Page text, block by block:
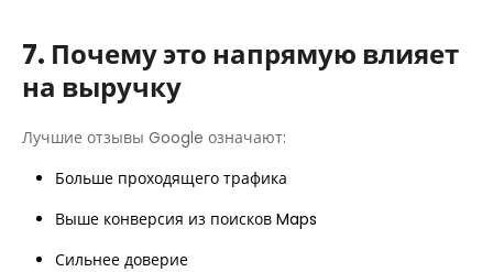
7. Почему это напрямую влияет
на выручку
Лучшие отзывы Google означают:
Больше проходящего трафика
Выше конверсия из поисков Maps
Сильнее доверие